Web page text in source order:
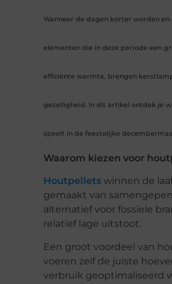
Wanneer de dagen korter worden
elementen die in deze periode een
efficiënte warmte, brengen
gezelligheid. In dit artikel ontdek je
speelt in de feestelijke
Waarom kiezen voor
Houtpellets winnen de
gemaakt van
alternatief voor fossiele
relatief lage uitstoot.
Een groot voordeel van
voeren zelf de juiste
verbruik geoptimaliseerd